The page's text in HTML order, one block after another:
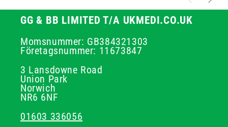
GG & BB LIMITED T/A UKMEDI.CO.UK
Momsnummer: GB384321303
Företagsnummer: 11673847
3 Lansdowne Road
Union Park
Norwich
NR6 6NF
01603 336056